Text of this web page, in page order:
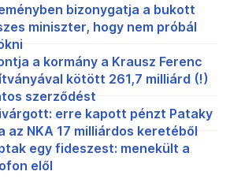
bizonygatja a bukott
miniszter, hogy nem próbál
a kormány a Krausz Ferenc
kötött 261,7 milliárd (!)
szerződést
erre kapott pénzt Pataky
az NKA 17 milliárdos keretéből
egy fideszest: menekült a
elől